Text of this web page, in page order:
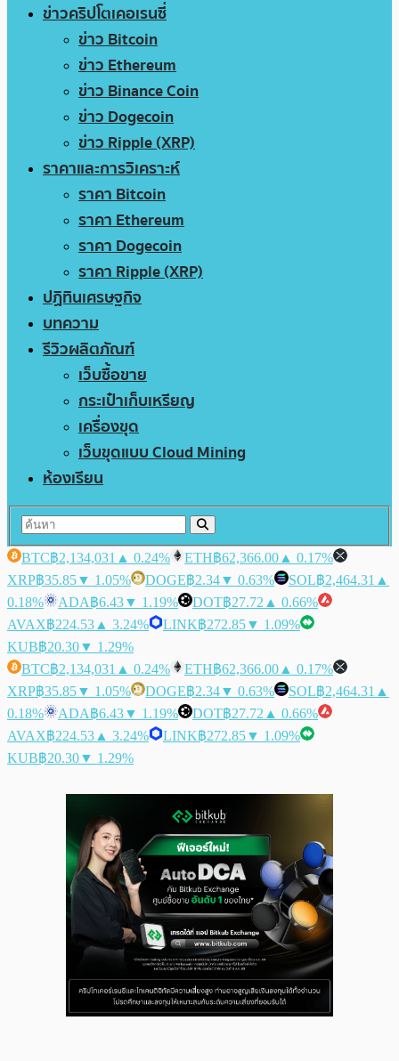
ข่าวคริปโตเคอเรนซี่
ข่าว Bitcoin
ข่าว Ethereum
ข่าว Binance Coin
ข่าว Dogecoin
ข่าว Ripple (XRP)
ราคาและการวิเคราะห์
ราคา Bitcoin
ราคา Ethereum
ราคา Dogecoin
ราคา Ripple (XRP)
ปฏิทินเศรษฐกิจ
บทความ
รีวิวผลิตภัณฑ์
เว็บซื้อขาย
กระเป๋าเก็บเหรียญ
เครื่องขุด
เว็บขุดแบบ Cloud Mining
ห้องเรียน
BTC฿2,134,031 ▲ 0.24% ETH฿62,366.00 ▲ 0.17%
XRP฿35.85▼ 1.05% DOGE฿2.34▼ 0.63% SOL฿2,464.31 ▲
0.18%
ADA฿6.43▼ 1.19% DOT฿27.72 ▲ 0.66%
AVAX฿224.53 ▲ 3.24% LINK฿272.85▼ 1.09%
KUB฿20.30▼ 1.29%
BTC฿2,134,031 ▲ 0.24% ETH฿62,366.00 ▲ 0.17%
XRP฿35.85▼ 1.05% DOGE฿2.34▼ 0.63% SOL฿2,464.31 ▲
0.18%
ADA฿6.43▼ 1.19% DOT฿27.72 ▲ 0.66%
AVAX฿224.53 ▲ 3.24% LINK฿272.85▼ 1.09%
KUB฿20.30▼ 1.29%